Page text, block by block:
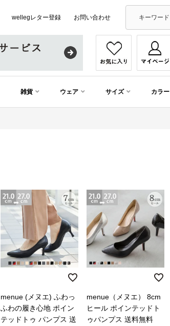
wellegレター登録 お問い合わせ
雑貨 ウェア サイズ カラー
menue (メヌエ) ふわっ
ふわの履き心地 ポイン
テッドトゥ パンプス 送
menue（メヌエ） 8cm
ヒール ポインテッドト
ゥパンプス 送料無料